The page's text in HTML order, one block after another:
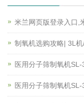
米兰网页版登录入口,
制氧机选购攻略| 3L
医用分子筛制氧机
医用分子筛制氧机